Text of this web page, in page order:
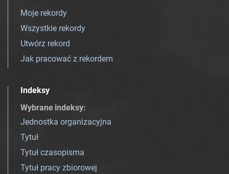
Moje rekordy
Wszystkie rekordy
Utwórz rekord
Jak pracować z rekordem
Indeksy
Wybrane indeksy:
Jednostka organizacyjna
Tytuł
Tytuł czasopisma
Tytuł pracy zbiorowej